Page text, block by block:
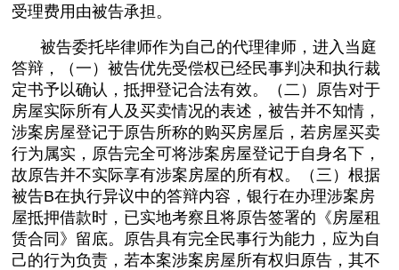
受理费用由被告承担。
被告委托毕律师作为自己的代理律师，进入当庭
答辩，（一）被告优先受偿权已经民事判决和执行裁
定书予以确认，抵押登记合法有效。（二）原告对于
房屋实际所有人及买卖情况的表述，被告并不知情，
涉案房屋登记于原告所称的购买房屋后，若房屋买卖
行为属实，原告完全可将涉案房屋登记于自身名下，
故原告并不实际享有涉案房屋的所有权。（三）根据
被告B在执行异议中的答辩内容，银行在办理涉案房
屋抵押借款时，已实地考察且将原告签署的《房屋租
赁合同》留底。原告具有完全民事行为能力，应为自
己的行为负责，若本案涉案房屋所有权归原告，其不